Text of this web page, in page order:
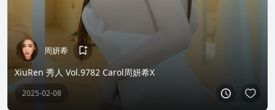
周妍希
XiuRen 秀人 Vol.9782 Carol周妍希X
2025-02-08